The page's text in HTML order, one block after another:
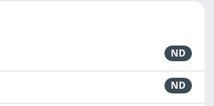
ND
ND